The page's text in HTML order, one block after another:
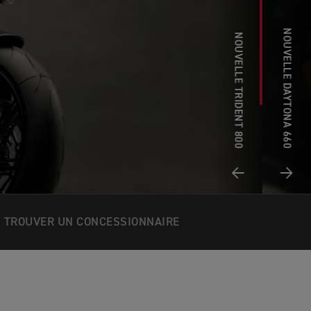
NOUVELLE TRIDENT 800 NOUVELLE DAYTONA 660
TROUVER UN CONCESSIONNAIRE